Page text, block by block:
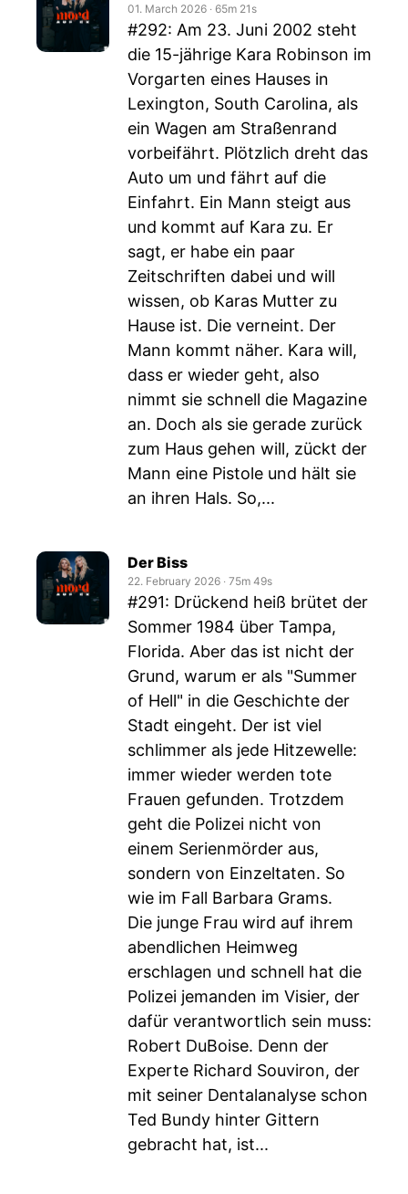
01. March 2026 ‧ 65m 21s
#292: Am 23. Juni 2002 steht
die 15-jährige Kara Robinson im
Vorgarten eines Hauses in
Lexington, South Carolina, als
ein Wagen am Straßenrand
vorbeifährt. Plötzlich dreht das
Auto um und fährt auf die
Einfahrt. Ein Mann steigt aus
und kommt auf Kara zu. Er
sagt, er habe ein paar
Zeitschriften dabei und will
wissen, ob Karas Mutter zu
Hause ist. Die verneint. Der
Mann kommt näher. Kara will,
dass er wieder geht, also
nimmt sie schnell die Magazine
an. Doch als sie gerade zurück
zum Haus gehen will, zückt der
Mann eine Pistole und hält sie
an ihren Hals. So,...
Der Biss
22. February 2026 ‧ 75m 49s
#291: Drückend heiß brütet der
Sommer 1984 über Tampa,
Florida. Aber das ist nicht der
Grund, warum er als "Summer
of Hell" in die Geschichte der
Stadt eingeht. Der ist viel
schlimmer als jede Hitzewelle:
immer wieder werden tote
Frauen gefunden. Trotzdem
geht die Polizei nicht von
einem Serienmörder aus,
sondern von Einzeltaten. So
wie im Fall Barbara Grams.
Die junge Frau wird auf ihrem
abendlichen Heimweg
erschlagen und schnell hat die
Polizei jemanden im Visier, der
dafür verantwortlich sein muss:
Robert DuBoise. Denn der
Experte Richard Souviron, der
mit seiner Dentalanalyse schon
Ted Bundy hinter Gittern
gebracht hat, ist...